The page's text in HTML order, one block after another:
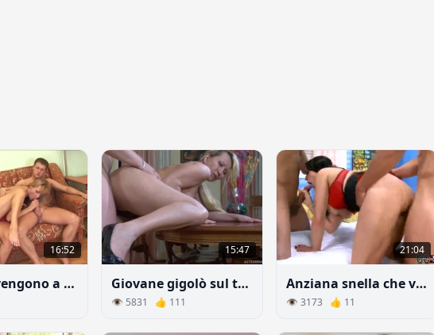
16:52
I ragazzi vengono a visitare una donna non sposata
15:47
Giovane gigolò sul tavolo si scopa ricca troia
👁 5831 👍 111
21:04
Anziana snella che va a letto con due uomini
👁 3173 👍 11